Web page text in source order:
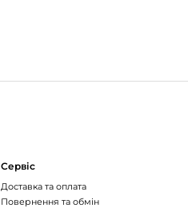
Сервіс
Доставка та оплата
Повернення та обмін